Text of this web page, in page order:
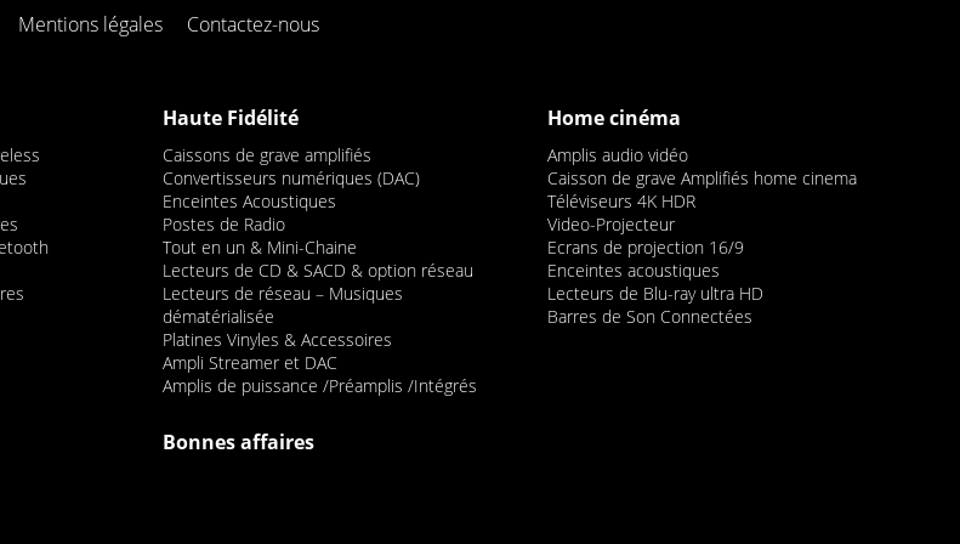
Mentions légales Contactez-nous
Haute Fidélité
Caissons de grave amplifiés
Convertisseurs numériques (DAC)
Enceintes Acoustiques
Postes de Radio
Tout en un & Mini-Chaine
Lecteurs de CD & SACD & option réseau
Lecteurs de réseau – Musiques
dématérialisée
Platines Vinyles & Accessoires
Ampli Streamer et DAC
Amplis de puissance /Préamplis /Intégrés
Home cinéma
Amplis audio vidéo
Caisson de grave Amplifiés home cinema
Téléviseurs 4K HDR
Video-Projecteur
Ecrans de projection 16/9
Enceintes acoustiques
Lecteurs de Blu-ray ultra HD
Barres de Son Connectées
Bonnes affaires